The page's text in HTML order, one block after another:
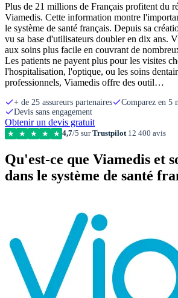
Plus de 21 millions de Français profitent du
Viamedis. Cette information montre
le système de santé français. Depuis sa
vu sa base d'utilisateurs doubler en dix ans.
aux soins plus facile en couvrant de
Les patients ne payent plus pour les visites
l'hospitalisation, l'optique, ou les soins
professionnels, Viamedis offre des outil…
+ de 25 assureurs partenaires
Comparez en 5
Devis sans engagement
Obtenir un devis gratuit
★ ★ ★ ★ ★ 4,7/5 surTrustpilot12 400 avis
Qu'est-ce que Viamedis et
dans le système de santé